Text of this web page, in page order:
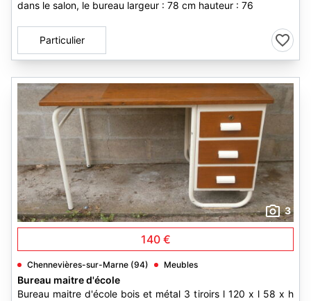
dans le salon, le bureau largeur : 78 cm hauteur : 76
Particulier
3
140 €
Chennevières-sur-Marne (94) Meubles
Bureau maitre d'école
Bureau maitre d'école bois et métal 3 tiroirs l 120 x l 58 x h